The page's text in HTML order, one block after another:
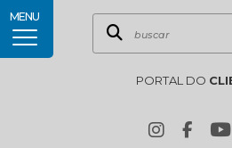
PORTAL DO
MENU